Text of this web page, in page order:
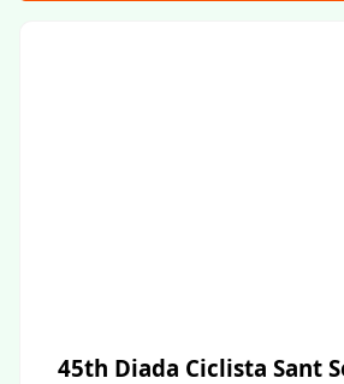
45th Diada Ciclista Sant